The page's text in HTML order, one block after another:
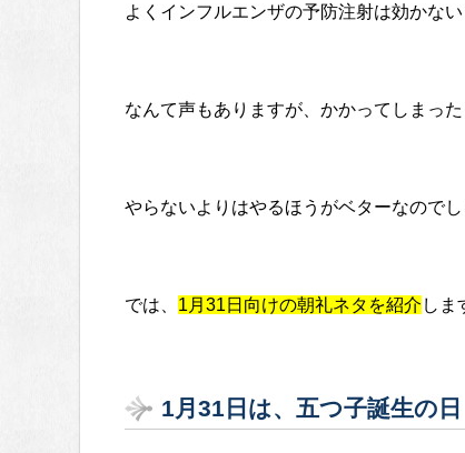
よくインフルエンザの予防注射は効かない
なんて声もありますが、かかってしまっ
やらないよりはやるほうがベターなのでし
では、 1月31日向けの朝礼ネタを紹介 しま
1 月31 日は、五つ子誕生の日